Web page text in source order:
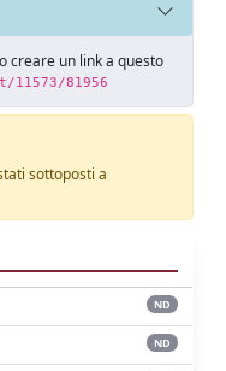
creare un link a questo
81956
sottoposti a
ND
ND